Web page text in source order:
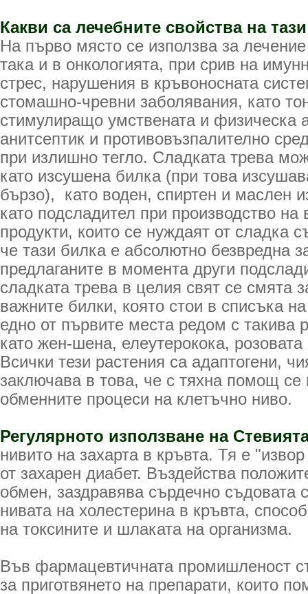
Какви са лечебните свойства на
На първо място се използва за
така и в онкологията, при срив на
стрес, нарушения в кръвоносната
стомашно-чревни заболявания, като
стимулиращо умствената и физическа
анитсептик и противовъзпалително
при излишно тегло. Сладката трева
като изсушена билка (при това
бързо), като воден, спиртен и маслен
като подсладител при производство на
продукти, които се нуждаят от сладка
че тази билка е абсолютно безвредна
предлаганите в момента други
сладката трева в целия свят се смята
важните билки, която стои в списъка
едно от първите места редом с такива
като жен-шена, елеутерокока,
Всички тези растения са адаптогени,
заключава в това, че с тяхна помощ се
обменните процеси на клетъчно ниво.
Регулярното използване на
нивито на захарта в кръвта. Тя е
от захарен диабет. Въздейства
обмен, заздравява сърдечно съдовата
нивата на холестерина в кръвта,
на токсините и шлаката на организма.
Във фармацевтичната промишленост
за приготвянето на препарати, които